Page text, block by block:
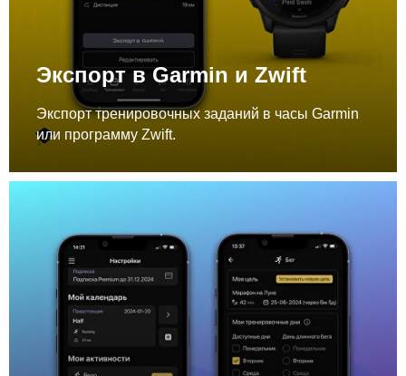
Экспорт в Garmin и Zwift
Экспорт тренировочных заданий в часы Garmin
или программу Zwift.